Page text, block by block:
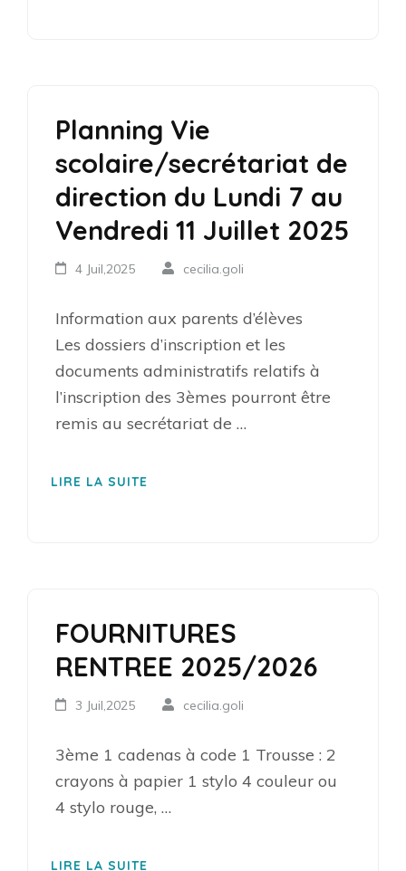
Planning Vie
scolaire/secrétariat de
direction du Lundi 7 au
Vendredi 11 Juillet 2025
4 Juil,2025 cecilia.goli
Information aux parents d’élèves ​
Les dossiers d’inscription et les
documents administratifs relatifs à
l’inscription des 3èmes pourront être
remis au secrétariat de …
LIRE LA SUITE
FOURNITURES
RENTREE 2025/2026
3 Juil,2025 cecilia.goli
3ème 1 cadenas à code 1 Trousse : 2
crayons à papier 1 stylo 4 couleur ou
4 stylo rouge, …
LIRE LA SUITE